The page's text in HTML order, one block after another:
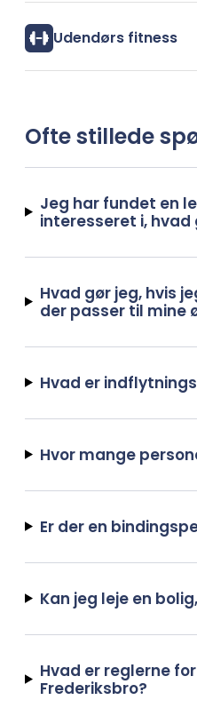
Udendørs fitness
Ofte stillede
Jeg har fundet en
interesseret i, hvad
Hvad gør jeg, hvis
der passer til mine
Hvad er
Hvor mange
Er der en
Kan jeg leje en
Hvad er reglerne
Frederiksbro?